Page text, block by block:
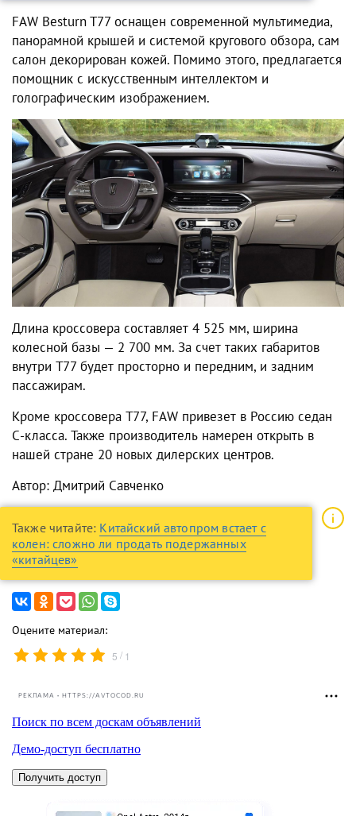
FAW Besturn T77 оснащен современной мультимедиа,
панорамной крышей и системой кругового обзора, сам
салон декорирован кожей. Помимо этого, предлагается
помощник с искусственным интеллектом и
голографическим изображением.
Длина кроссовера составляет 4 525 мм, ширина
колесной базы — 2 700 мм. За счет таких габаритов
внутри Т77 будет просторно и передним, и задним
пассажирам.
Кроме кроссовера Т77, FAW привезет в Россию седан
С-класса. Также производитель намерен открыть в
нашей стране 20 новых дилерских центров.
Автор: Дмитрий Савченко
Также читайте: Китайский автопром встает с
колен: сложно ли продать подержанных
«китайцев»
Оцените материал:
5 / 1
РЕКЛАМА • HTTPS://AVTOCOD.RU